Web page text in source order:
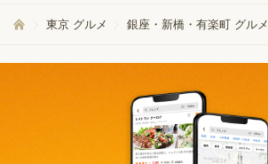
東京 グルメ 銀座・新橋・有楽町 グルメ